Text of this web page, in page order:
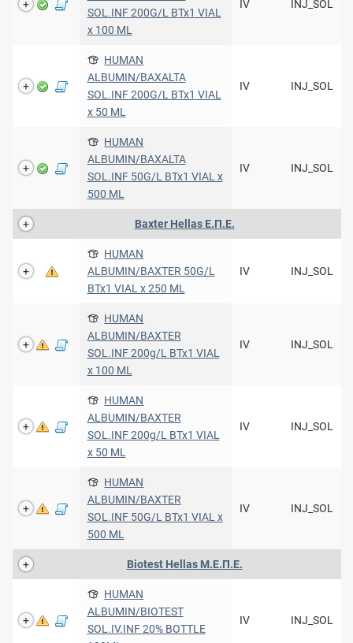
SOL.INF 200G/L BTx1 VIAL
x 100 ML
IV INJ_SOL
HUMAN
ALBUMIN/BAXALTA
SOL.INF 200G/L BTx1 VIAL
x 50 ML
IV INJ_SOL
HUMAN
ALBUMIN/BAXALTA
SOL.INF 50G/L BTx1 VIAL x
500 ML
IV INJ_SOL
Baxter Hellas Ε.Π.Ε.
HUMAN
ALBUMIN/BAXTER 50G/L
BTx1 VIAL x 250 ML
IV INJ_SOL
HUMAN
ALBUMIN/BAXTER
SOL.INF 200g/L BTx1 VIAL
x 100 ML
IV INJ_SOL
HUMAN
ALBUMIN/BAXTER
SOL.INF 200g/L BTx1 VIAL
x 50 ML
IV INJ_SOL
HUMAN
ALBUMIN/BAXTER
SOL.INF 50G/L BTx1 VIAL x
500 ML
IV INJ_SOL
Biotest Hellas Μ.Ε.Π.Ε.
HUMAN
ALBUMIN/BIOTEST
SOL.IV.INF 20% BOTTLE
IV INJ_SOL